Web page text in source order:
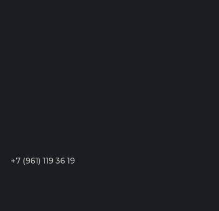
+7 (961) 119 36 19